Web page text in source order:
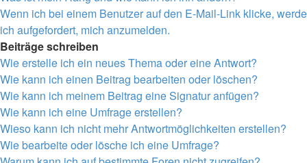
Wenn ich bei einem Benutzer auf den E-Mail-Link klicke, werde
ich aufgefordert, mich anzumelden.
Beiträge schreiben
Wie erstelle ich ein neues Thema oder eine Antwort?
Wie kann ich einen Beitrag bearbeiten oder löschen?
Wie kann ich meinem Beitrag eine Signatur anfügen?
Wie kann ich eine Umfrage erstellen?
Wieso kann ich nicht mehr Antwortmöglichkeiten erstellen?
Wie bearbeite oder lösche ich eine Umfrage?